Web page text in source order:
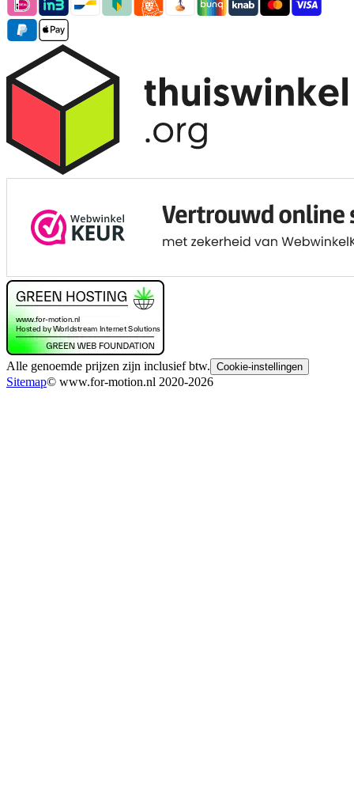
Alle genoemde prijzen zijn inclusief btw. Cookie-instellingen
Sitemap© www.for-motion.nl 2020-2026